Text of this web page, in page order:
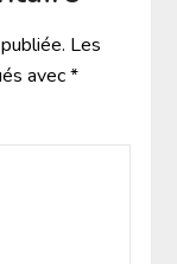
Les
avec*